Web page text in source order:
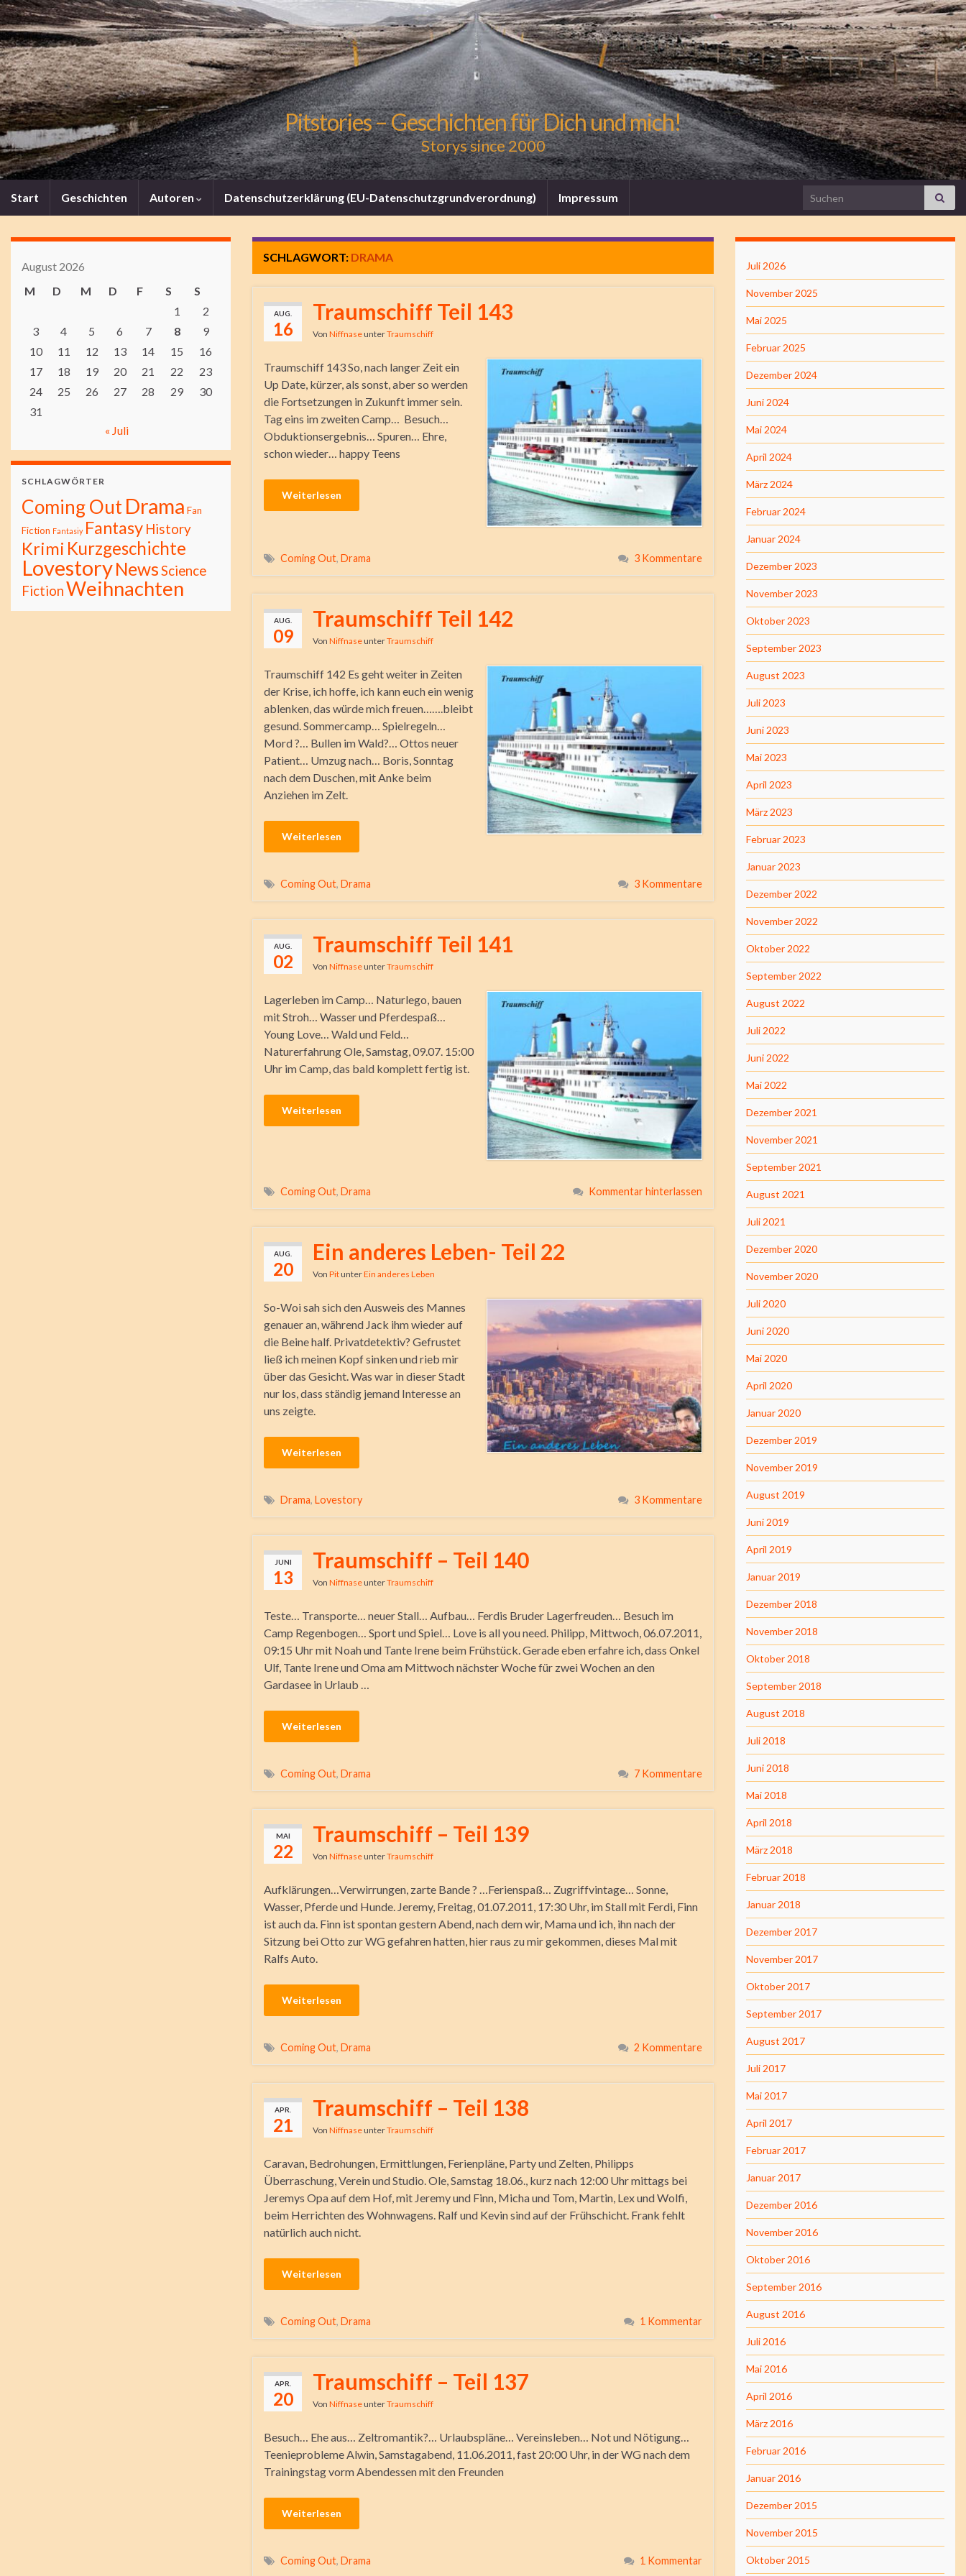
Pitstories – Geschichten für Dich und mich!
Storys since 2000
Start Geschichten Autoren Datenschutzerklärung (EU-Datenschutzgrundverordnung) Impressum Search for:
SCHLAGWORT: DRAMA
AUG.
16
Traumschiff Teil 143
Von NiffnaseunterTraumschiff
Traumschiff 143 So, nach langer Zeit ein
Up Date, kürzer, als sonst, aber so werden
die Fortsetzungen in Zukunft immer sein.
Tag eins im zweiten Camp… Besuch…
Obduktionsergebnis… Spuren… Ehre,
schon wieder… happy Teens
Weiterlesen
Coming Out, Drama 3 Kommentare
AUG.
09
Traumschiff Teil 142
Von NiffnaseunterTraumschiff
Traumschiff 142 Es geht weiter in Zeiten
der Krise, ich hoffe, ich kann euch ein wenig
ablenken, das würde mich freuen…….bleibt
gesund. Sommercamp… Spielregeln…
Mord ?… Bullen im Wald?… Ottos neuer
Patient… Umzug nach… Boris, Sonntag
nach dem Duschen, mit Anke beim
Anziehen im Zelt.
Weiterlesen
Coming Out, Drama 3 Kommentare
AUG.
02
Traumschiff Teil 141
Von NiffnaseunterTraumschiff
Lagerleben im Camp… Naturlego, bauen
mit Stroh… Wasser und Pferdespaß…
Young Love… Wald und Feld…
Naturerfahrung Ole, Samstag, 09.07. 15:00
Uhr im Camp, das bald komplett fertig ist.
Weiterlesen
Coming Out, Drama Kommentar hinterlassen
AUG.
20
Ein anderes Leben- Teil 22
Von PitunterEin anderes Leben
So-Woi sah sich den Ausweis des Mannes
genauer an, während Jack ihm wieder auf
die Beine half. Privatdetektiv? Gefrustet
ließ ich meinen Kopf sinken und rieb mir
über das Gesicht. Was war in dieser Stadt
nur los, dass ständig jemand Interesse an
uns zeigte.
Weiterlesen
Drama, Lovestory 3 Kommentare
JUNI
13
Traumschiff – Teil 140
Von NiffnaseunterTraumschiff
Teste… Transporte… neuer Stall… Aufbau… Ferdis Bruder Lagerfreuden… Besuch im
Camp Regenbogen… Sport und Spiel… Love is all you need. Philipp, Mittwoch, 06.07.2011,
09:15 Uhr mit Noah und Tante Irene beim Frühstück. Gerade eben erfahre ich, dass Onkel
Ulf, Tante Irene und Oma am Mittwoch nächster Woche für zwei Wochen an den
Gardasee in Urlaub …
Weiterlesen
Coming Out, Drama 7 Kommentare
MAI
22
Traumschiff – Teil 139
Von NiffnaseunterTraumschiff
Aufklärungen…Verwirrungen, zarte Bande ? …Ferienspaß… Zugriffvintage… Sonne,
Wasser, Pferde und Hunde. Jeremy, Freitag, 01.07.2011, 17:30 Uhr, im Stall mit Ferdi, Finn
ist auch da. Finn ist spontan gestern Abend, nach dem wir, Mama und ich, ihn nach der
Sitzung bei Otto zur WG gefahren hatten, hier raus zu mir gekommen, dieses Mal mit
Ralfs Auto.
Weiterlesen
Coming Out, Drama 2 Kommentare
APR.
21
Traumschiff – Teil 138
Von NiffnaseunterTraumschiff
Caravan, Bedrohungen, Ermittlungen, Ferienpläne, Party und Zelten, Philipps
Überraschung, Verein und Studio. Ole, Samstag 18.06., kurz nach 12:00 Uhr mittags bei
Jeremys Opa auf dem Hof, mit Jeremy und Finn, Micha und Tom, Martin, Lex und Wolfi,
beim Herrichten des Wohnwagens. Ralf und Kevin sind auf der Frühschicht. Frank fehlt
natürlich auch nicht.
Weiterlesen
Coming Out, Drama 1 Kommentar
APR.
20
Traumschiff – Teil 137
Von NiffnaseunterTraumschiff
Besuch… Ehe aus… Zeltromantik?… Urlaubspläne… Vereinsleben… Not und Nötigung…
Teenieprobleme Alwin, Samstagabend, 11.06.2011, fast 20:00 Uhr, in der WG nach dem
Trainingstag vorm Abendessen mit den Freunden
Weiterlesen
Coming Out, Drama 1 Kommentar
August 2026
M
D M D F S
S
1
2
3
4 5 6 7 8
9
10
11 12 13 14 15
16
17
18 19 20 21 22
23
24
25 26 27 28 29
30
31
« Juli
SCHLAGWÖRTER
Coming OutDrama Fan
Fiction Fantasiy Fantasy History
Krimi Kurzgeschichte
LovestoryNewsScience
FictionWeihnachten
Juli 2026
November 2025
Mai 2025
Februar 2025
Dezember 2024
Juni 2024
Mai 2024
April 2024
März 2024
Februar 2024
Januar 2024
Dezember 2023
November 2023
Oktober 2023
September 2023
August 2023
Juli 2023
Juni 2023
Mai 2023
April 2023
März 2023
Februar 2023
Januar 2023
Dezember 2022
November 2022
Oktober 2022
September 2022
August 2022
Juli 2022
Juni 2022
Mai 2022
Dezember 2021
November 2021
September 2021
August 2021
Juli 2021
Dezember 2020
November 2020
Juli 2020
Juni 2020
Mai 2020
April 2020
Januar 2020
Dezember 2019
November 2019
August 2019
Juni 2019
April 2019
Januar 2019
Dezember 2018
November 2018
Oktober 2018
September 2018
August 2018
Juli 2018
Juni 2018
Mai 2018
April 2018
März 2018
Februar 2018
Januar 2018
Dezember 2017
November 2017
Oktober 2017
September 2017
August 2017
Juli 2017
Mai 2017
April 2017
Februar 2017
Januar 2017
Dezember 2016
November 2016
Oktober 2016
September 2016
August 2016
Juli 2016
Mai 2016
April 2016
März 2016
Februar 2016
Januar 2016
Dezember 2015
November 2015
Oktober 2015